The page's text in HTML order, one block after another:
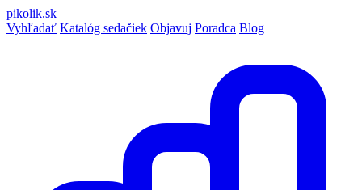
pikolik.sk
Vyhľadať Katalóg sedačiek Objavuj Poradca Blog